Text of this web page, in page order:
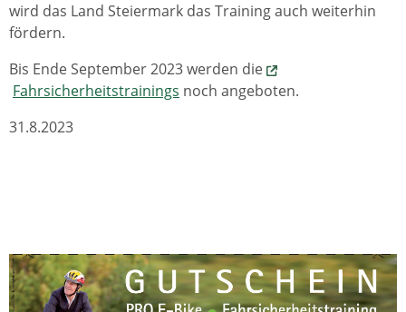
wird das Land Steiermark das Training auch weiterhin
fördern.
Bis Ende September 2023 werden die
Fahrsicherheitstrainings noch angeboten.
31.8.2023